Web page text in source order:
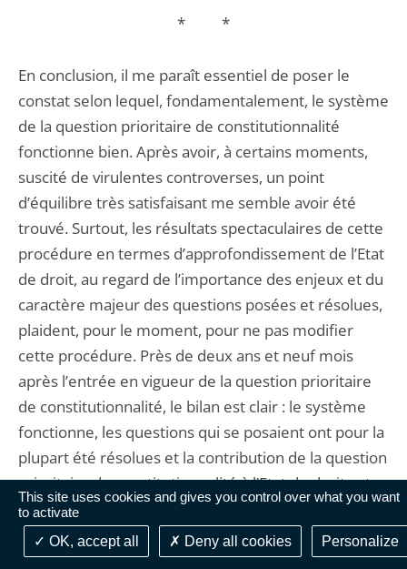
This site uses cookies and gives you control over what you want
to activate
OK, accept all
Deny all cookies Personalize
* *
En conclusion, il me paraît essentiel de poser le
constat selon lequel, fondamentalement, le système
de la question prioritaire de constitutionnalité
fonctionne bien. Après avoir, à certains moments,
suscité de virulentes controverses, un point
d’équilibre très satisfaisant me semble avoir été
trouvé. Surtout, les résultats spectaculaires de cette
procédure en termes d’approfondissement de l’Etat
de droit, au regard de l’importance des enjeux et du
caractère majeur des questions posées et résolues,
plaident, pour le moment, pour ne pas modifier
cette procédure. Près de deux ans et neuf mois
après l’entrée en vigueur de la question prioritaire
de constitutionnalité, le bilan est clair : le système
fonctionne, les questions qui se posaient ont pour la
plupart été résolues et la contribution de la question
prioritaire de constitutionnalité à l’Etat de droit est
manifeste. Si des adaptations mineures peuvent
encore peut-être être envisagées, il me paraît donc
surtout essentiel de ne pas perturber l’équilibre